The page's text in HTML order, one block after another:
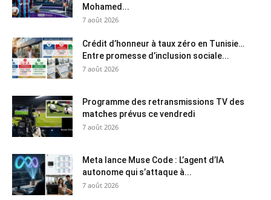
Mohamed...
7 août 2026
Crédit d’honneur à taux zéro en Tunisie…
Entre promesse d’inclusion sociale...
7 août 2026
Programme des retransmissions TV des
matches prévus ce vendredi
7 août 2026
Meta lance Muse Code : L’agent d’IA
autonome qui s’attaque à...
7 août 2026